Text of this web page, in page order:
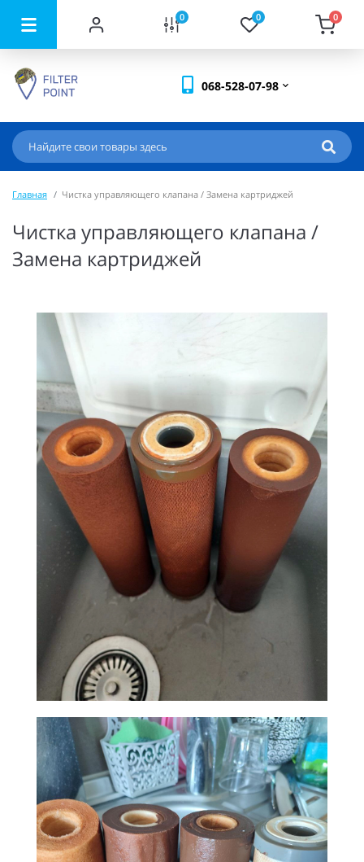
0 0 0
068-528-07-98
Главная Чистка управляющего клапана / Замена картриджей
Чистка управляющего клапана /
Замена картриджей